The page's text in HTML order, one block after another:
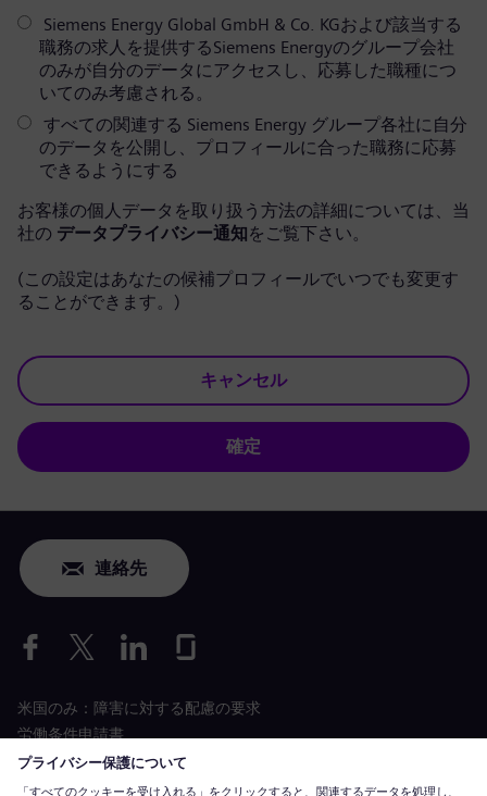
Siemens Energy Global GmbH & Co. KGおよび該当する
職務の求人を提供するSiemens Energyのグループ会社
のみが自分のデータにアクセスし、応募した職種につ
いてのみ考慮される。
すべての関連する Siemens Energy グループ各社に自分
のデータを公開し、プロフィールに合った職務に応募
できるようにする
お客様の個人データを取り扱う方法の詳細については、当
社の データプライバシー通知をご覧下さい。
(この設定はあなたの候補プロフィールでいつでも変更す
ることができます。)
キャンセル
確定
連絡先
米国のみ：障害に対する配慮の要求
労働条件申請書
siemens-energy.comグローバルウェブサイト